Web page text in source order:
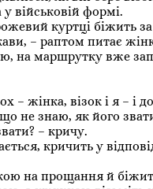
військовій формі.
куртці біжить
– раптом питає
на маршрутку вже
– жінка, візок і я – і
не знаю, як його
– кричу.
кричить у
на прощання й